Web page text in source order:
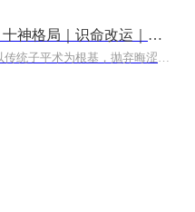
八字命理学教程：十神格局｜识命改运｜破解人生密码
这套八字命理学教程以传统子平术为根基，抛弃晦涩古文，用生活化案例拆解四柱命理全套知识。从天干地支、五行生克、八字排盘基础讲起，逐层详解十神、格局、刑冲合害、大运流年核心理论，覆盖事业财运、婚姻感情、人际贵人等大众最关心的命理问题。教程避...